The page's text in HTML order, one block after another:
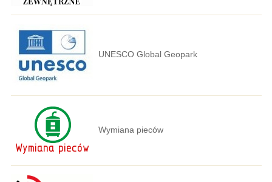
UNESCO Global Geopark
Wymiana pieców